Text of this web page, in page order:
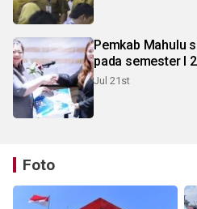
Pemkab Mahulu
pada semester I
Jul 21st
Foto